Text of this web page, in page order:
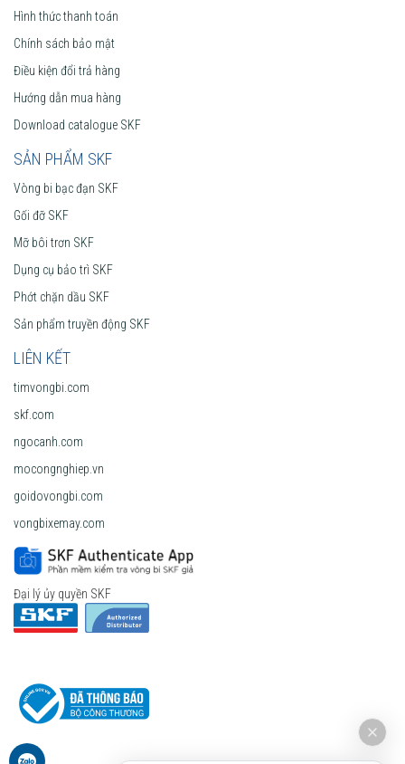
Hình thức thanh toán
Chính sách bảo mật
Điều kiện đổi trả hàng
Hướng dẫn mua hàng
Download catalogue SKF
SẢN PHẨM SKF
Vòng bi bạc đạn SKF
Gối đỡ SKF
Mỡ bôi trơn SKF
Dụng cụ bảo trì SKF
Phớt chặn dầu SKF
Sản phẩm truyền động SKF
LIÊN KẾT
timvongbi.com
skf.com
ngocanh.com
mocongnghiep.vn
goidovongbi.com
vongbixemay.com
Đại lý ủy quyền SKF